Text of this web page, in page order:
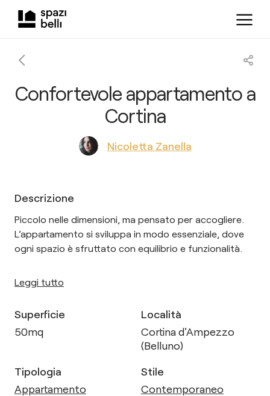
Confortevole appartamento a
Cortina
Nicoletta Zanella
Descrizione
Piccolo nelle dimensioni, ma pensato per accogliere.
L’appartamento si sviluppa in modo essenziale, dove
ogni spazio è sfruttato con equilibrio e funzionalità.
Leggi tutto
Superficie
50mq
Località
Cortina d'Ampezzo
(Belluno)
Tipologia
Appartamento
Stile
Contemporaneo